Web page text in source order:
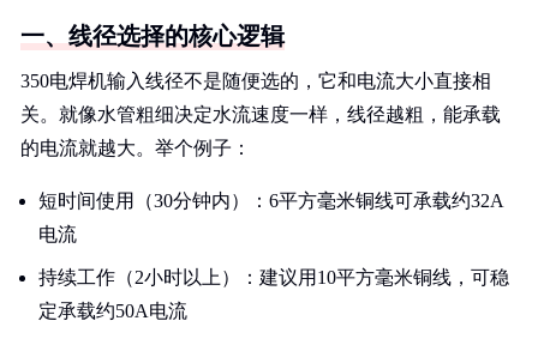
一、线径选择的核心逻辑
350电焊机输入线径不是随便选的，它和电流大小直接相
关。就像水管粗细决定水流速度一样，线径越粗，能承载
的电流就越大。举个例子：
短时间使用（30分钟内）：6平方毫米铜线可承载约32A
电流
持续工作（2小时以上）：建议用10平方毫米铜线，可稳
定承载约50A电流